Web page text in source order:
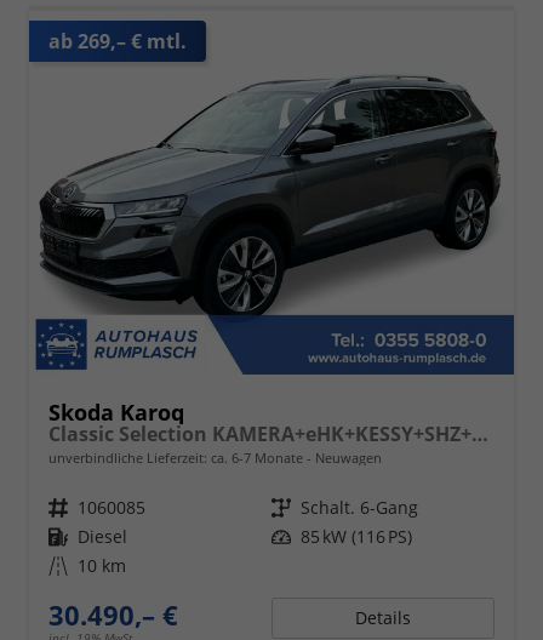
ab 269,– € mtl.
Skoda Karoq
Classic Selection KAMERA+eHK+KESSY+SHZ+SMARTLINK+LED+16" ALU
unverbindliche Lieferzeit: ca. 6-7 Monate Neuwagen
Fahrzeugnr. 1060085 Getriebe Schalt. 6-Gang
Kraftstoff Diesel Leistung 85 kW (116 PS)
Kilometerstand 10 km
30.490,– € Details